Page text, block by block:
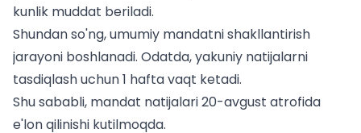
kunlik muddat beriladi.
Shundan so'ng, umumiy mandatni shakllantirish
jarayoni boshlanadi. Odatda, yakuniy natijalarni
tasdiqlash uchun 1 hafta vaqt ketadi.
Shu sababli, mandat natijalari 20-avgust atrofida
e'lon qilinishi kutilmoqda.